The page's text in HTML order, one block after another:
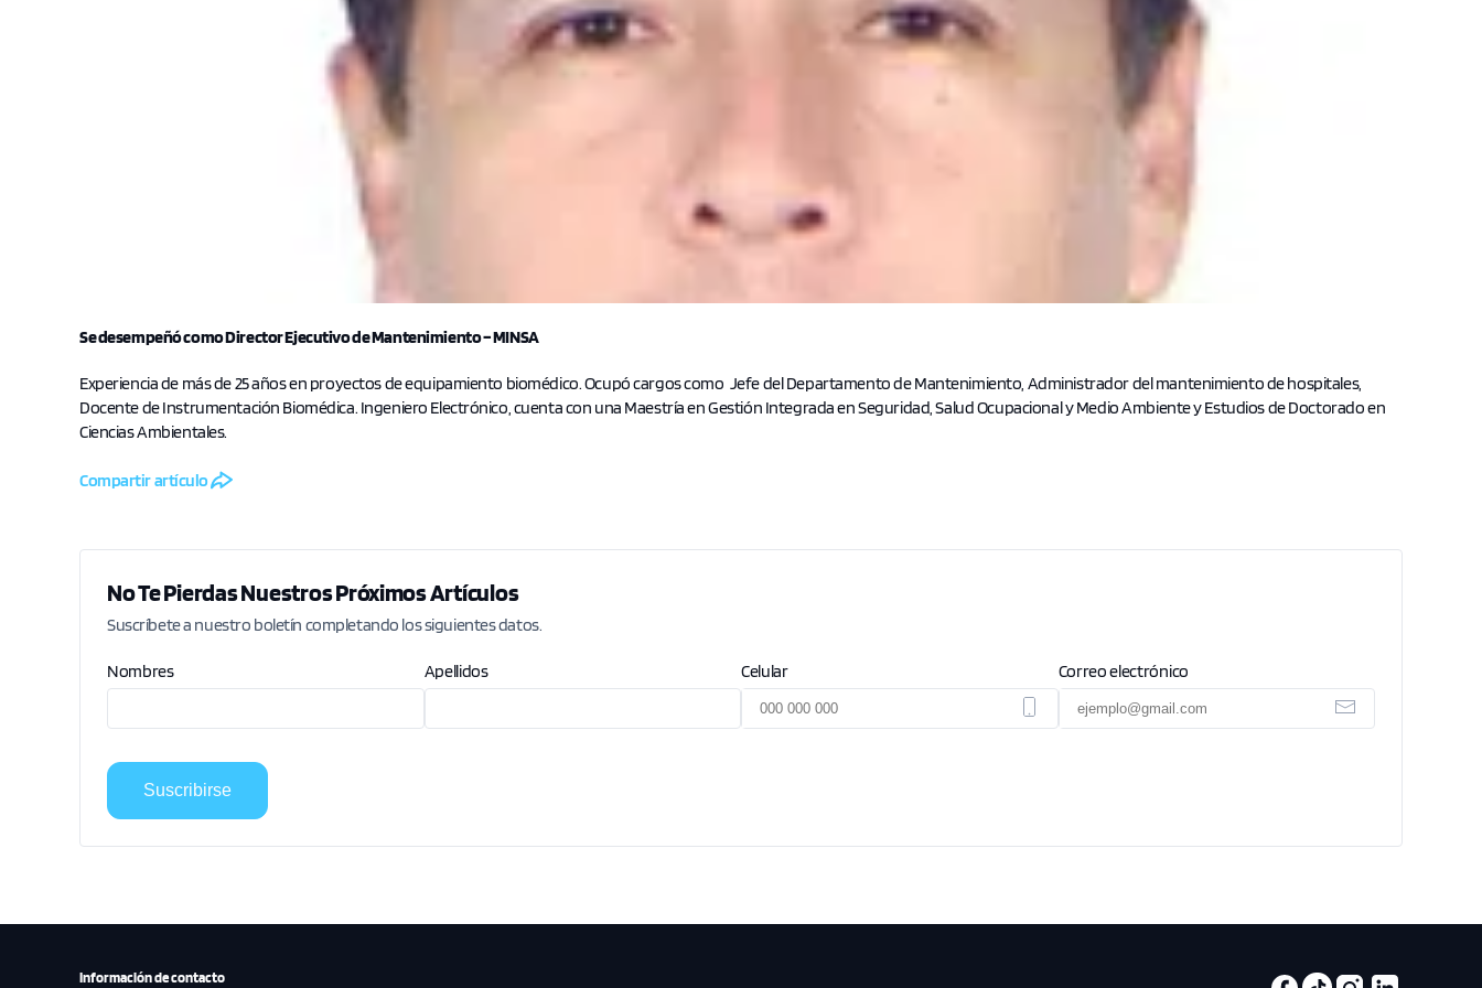
Se desempeñó como Director Ejecutivo de Mantenimiento – MINSA
Experiencia de más de 25 años en proyectos de equipamiento biomédico. Ocupó cargos como Jefe del Departamento de Mantenimiento, Administrador del mantenimiento de hospitales,
Docente de Instrumentación Biomédica. Ingeniero Electrónico, cuenta con una Maestría en Gestión Integrada en Seguridad, Salud Ocupacional y Medio Ambiente y Estudios de Doctorado en
Ciencias Ambientales.
Compartir artículo
No Te Pierdas Nuestros Próximos Artículos
Suscríbete a nuestro boletín completando los siguientes datos.
Nombres Apellidos Celular Correo electrónico
Suscribirse
Información de contacto